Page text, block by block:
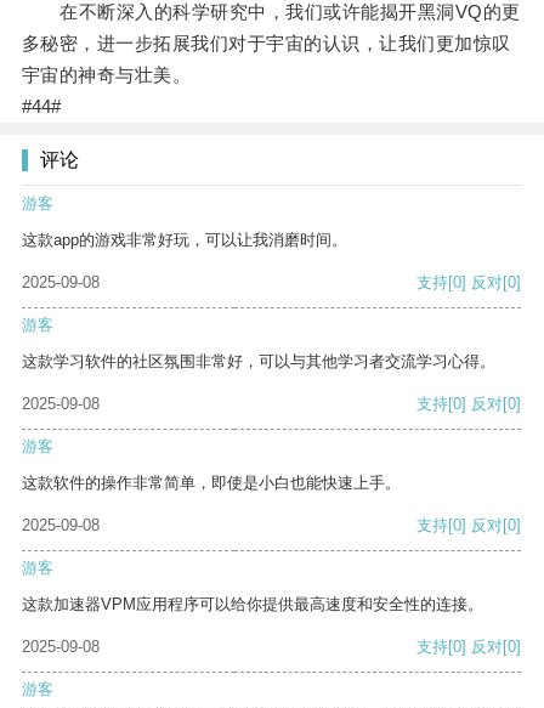
在不断深入的科学研究中，我们或许能揭开黑洞VQ的更
多秘密，进一步拓展我们对于宇宙的认识，让我们更加惊叹
宇宙的神奇与壮美。
#44#
评论
游客
这款app的游戏非常好玩，可以让我消磨时间。
2025-09-08 支持[0] 反对[0]
游客
这款学习软件的社区氛围非常好，可以与其他学习者交流学习心得。
2025-09-08 支持[0] 反对[0]
游客
这款软件的操作非常简单，即使是小白也能快速上手。
2025-09-08 支持[0] 反对[0]
游客
这款加速器VPM应用程序可以给你提供最高速度和安全性的连接。
2025-09-08 支持[0] 反对[0]
游客